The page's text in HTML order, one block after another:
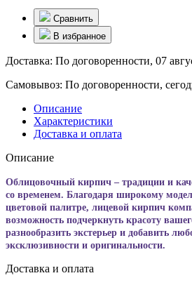
Сравнить
В избранное
Доставка: По договоренности, 07
Самовывоз: По договоренности,
Описание
Характеристики
Доставка и оплата
Описание
Облицовочный кирпич – традиции и
со временем. Благодаря широкому
цветовой палитре, лицевой кирпич
возможность подчеркнуть красоту
разнообразить экстерьер и добавить
эксклюзивности и оригинальности.
Доставка и оплата